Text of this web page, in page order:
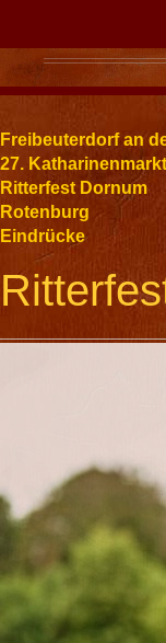
Freibeuterdorf an
27.
Ritterfest Dornum
Rotenburg
Eindrücke